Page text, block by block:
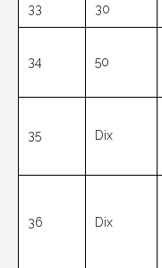
33 30
34 50
35 Dix
36 Dix